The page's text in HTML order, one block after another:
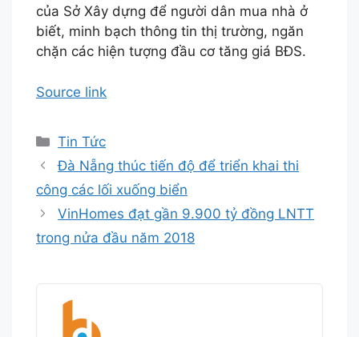
của Sở Xây dựng để người dân mua nhà ở
biết, minh bạch thông tin thị trường, ngăn
chặn các hiện tượng đầu cơ tăng giá BĐS.
Source link
Danh
mục
Tin Tức
Đà Nẵng thúc tiến độ để triển khai thi
công các lối xuống biển
VinHomes đạt gần 9.900 tỷ đồng LNTT
trong nửa đầu năm 2018